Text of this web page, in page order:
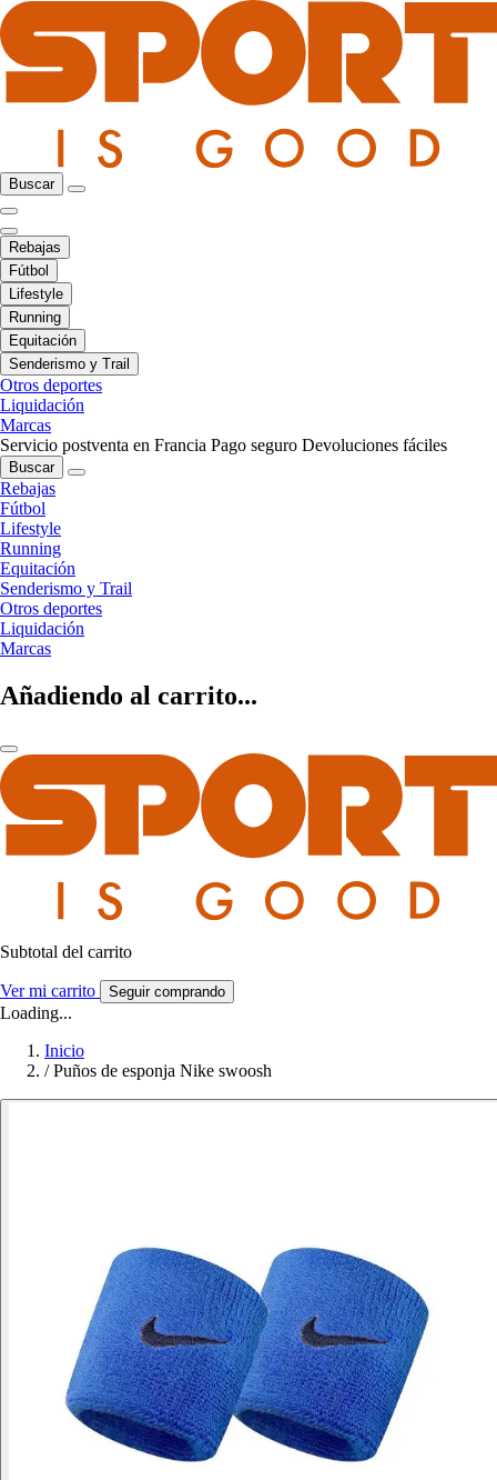
Buscar
Rebajas
Fútbol
Lifestyle
Running
Equitación
Senderismo y Trail
Otros deportes
Liquidación
Marcas
Servicio postventa en Francia Pago seguro Devoluciones fáciles
Buscar
Rebajas
Fútbol
Lifestyle
Running
Equitación
Senderismo y Trail
Otros deportes
Liquidación
Marcas
Añadiendo al carrito...
Subtotal del carrito
Ver mi carrito Seguir comprando
Loading...
Inicio
/ Puños de esponja Nike swoosh